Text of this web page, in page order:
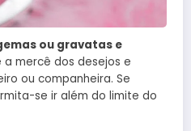
ou gravatas e
mercê dos desejos e
ou companheira. Se
se ir além do limite do